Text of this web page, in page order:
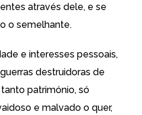
através dele, e se
o semelhante.
e interesses pessoais,
destruidoras de
património, só
e malvado o quer,